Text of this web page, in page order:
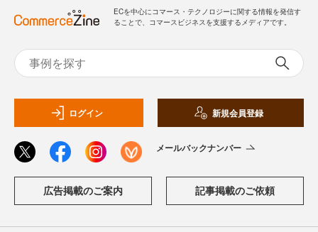
ECを中心にコマース・テクノロジーに関する情報を発信す
ることで、コマースビジネスを支援するメディアです。
ログイン 新規会員登録
メールバックナンバー
広告掲載のご案内 記事掲載のご依頼